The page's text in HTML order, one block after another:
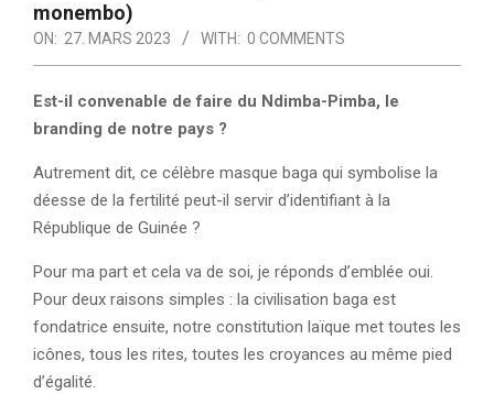
monembo)
ON: 27. MARS 2023 WITH: 0 COMMENTS
Est-il convenable de faire du Ndimba-Pimba, le
branding de notre pays ?
Autrement dit, ce célèbre masque baga qui symbolise la
déesse de la fertilité peut-il servir d’identifiant à la
République de Guinée ?
Pour ma part et cela va de soi, je réponds d’emblée oui.
Pour deux raisons simples : la civilisation baga est
fondatrice ensuite, notre constitution laïque met toutes les
icônes, tous les rites, toutes les croyances au même pied
d’égalité.